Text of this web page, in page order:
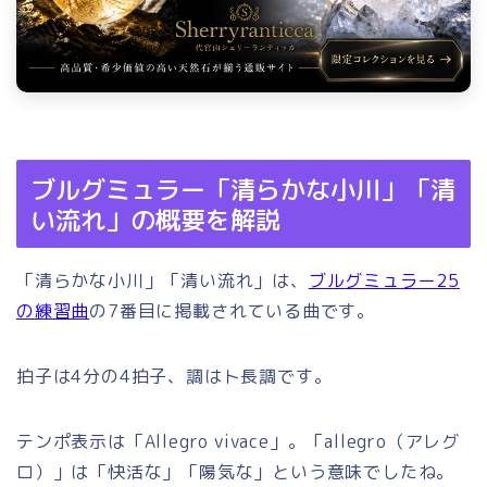
ブルグミュラー「清らかな小川」「清
い流れ」の概要を解説
「清らかな小川」「清い流れ」は、 ブルグミュラー25
の練習曲の7番目に掲載されている曲です。
拍子は4分の4拍子、調はト長調です。
テンポ表示は「Allegro vivace」。「allegro（アレグ
ロ）」は「快活な」「陽気な」という意味でしたね。